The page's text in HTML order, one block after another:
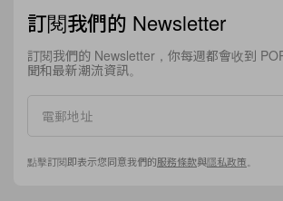
訂閱我們的 Newsletter
訂閱我們的 Newsletter，你每週都會收到
聞和最新潮流資訊。
點擊訂閱即表示您同意我們的服務條款與隱私政策